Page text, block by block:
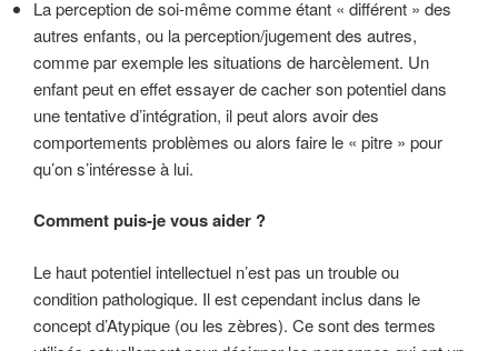
La perception de soi-même comme étant « différent » des
autres enfants, ou la perception/jugement des autres,
comme par exemple les situations de harcèlement. Un
enfant peut en effet essayer de cacher son potentiel dans
une tentative d’intégration, il peut alors avoir des
comportements problèmes ou alors faire le « pitre » pour
qu’on s’intéresse à lui.
Comment puis-je vous aider ?
Le haut potentiel intellectuel n’est pas un trouble ou
condition pathologique. Il est cependant inclus dans le
concept d’Atypique (ou les zèbres). Ce sont des termes